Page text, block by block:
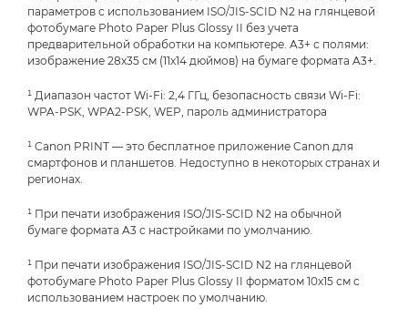
параметров с использованием ISO/JIS-SCID N2 на глянцевой
фотобумаге Photo Paper Plus Glossy II без учета
предварительной обработки на компьютере. A3+ с полями:
изображение 28x35 см (11x14 дюймов) на бумаге формата A3+.
¹ Диапазон частот Wi-Fi: 2,4 ГГц, безопасность связи Wi-Fi:
WPA-PSK, WPA2-PSK, WEP, пароль администратора
¹ Canon PRINT — это бесплатное приложение Canon для
смартфонов и планшетов. Недоступно в некоторых странах и
регионах.
¹ При печати изображения ISO/JIS-SCID N2 на обычной
бумаге формата A3 с настройками по умолчанию.
¹ При печати изображения ISO/JIS-SCID N2 на глянцевой
фотобумаге Photo Paper Plus Glossy II форматом 10x15 см с
использованием настроек по умолчанию.